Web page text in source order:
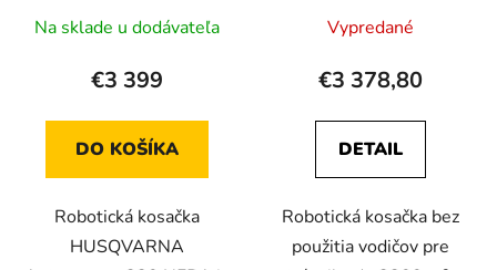
Na sklade u dodávateľa
€3 399
DO KOŠÍKA
Robotická kosačka
HUSQVARNA
kosačka
Vypredané
€3 378,80
DETAIL
Robotická kosačka bez
použitia vodičov pre